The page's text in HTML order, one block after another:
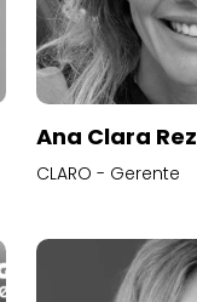
Ana Clara
CLARO - Gerente